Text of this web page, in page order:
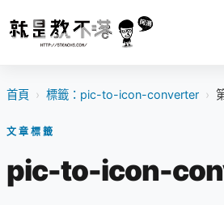
首頁 › 標籤：pic-to-icon-converter ›
文章標籤
pic-to-icon-